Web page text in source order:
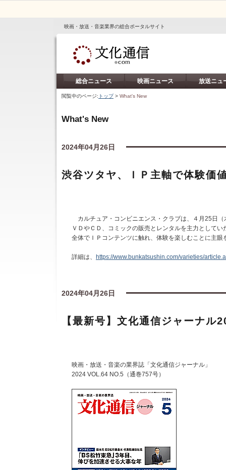
映画・放送・音楽業界の総合ポータルサイト
総合ニュース 映画ニュース 放送ニュ
閲覧中のページ: トップ> What's New
What's New
2024年04月26日
渋谷ツタヤ、ＩＰ主軸で体験価
カルチュア・コンビニエンス・クラブは、４月25日
ＶＤやＣＤ、コミックの販売とレンタルを主力として
全体でＩＰコンテンツに触れ、体験を楽しむことに主眼
詳細は、 https://www.bunkatsushin.com/varieties/
2024年04月26日
【最新号】文化通信ジャーナル
映画・放送・音楽の業界誌「文化通信ジャーナル」
2024 VOL.64 NO.5（通巻757号）